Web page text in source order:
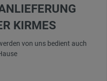
KIRMES
von uns bedient auch